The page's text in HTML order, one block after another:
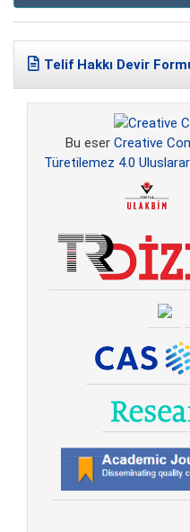
Telif Hakkı Devir
Bu eser Creative
Türetilemez 4.0